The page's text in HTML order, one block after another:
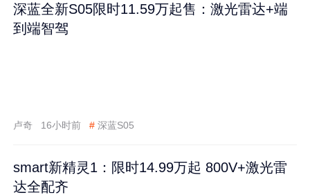
深蓝全新S05限时11.59万起售：激光雷达+端
到端智驾
卢奇 16小时前 # 深蓝S05
smart新精灵1：限时14.99万起 800V+激光雷
达全配齐